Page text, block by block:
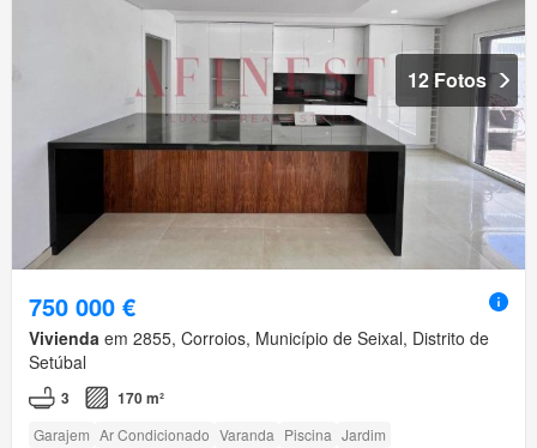
12 Fotos
750 000 €
Vivienda em 2855, Corroios, Município de Seixal, Distrito de
Setúbal
3 170 m²
Garajem Ar Condicionado Varanda Piscina Jardim